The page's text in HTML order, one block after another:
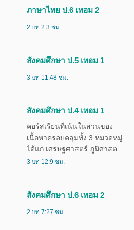
ภาษาไทย ป.5 เทอม 2
2 บท 2:15 ชม.
ภาษาไทย ป.6 เทอม 2
2 บท 2:3 ชม.
สังคมศึกษา ป.5 เทอม 1
3 บท 11:48 ชม.
สังคมศึกษา ป.4 เทอม 1
ได้แก่ เศรษฐศาสตร์ ภูมิศาสตร์
ประวัติศาสตร์ เหมาะสำหรับ
3 บท 12:9 ชม.